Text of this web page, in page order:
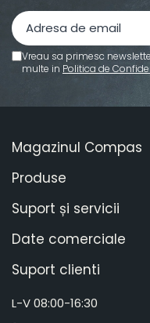
Vreau sa primesc
multe in Politica de
Magazinul Compas
Produse
Suport și servicii
Date comerciale
Suport clienti
L-V 08:00-16:30